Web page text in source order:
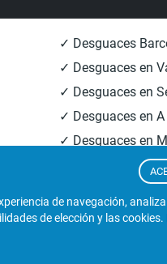
✓ Desguaces
✓ Desguaces en
✓ Desguaces en
✓ Desguaces en A
✓ Desguaces en
✓ Informacion
de navegación,
de elección y las cookies.